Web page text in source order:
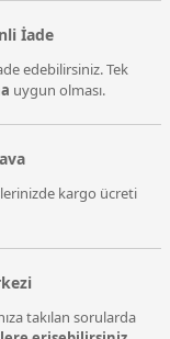
İade
edebilirsiniz. Tek
uygun olması.
kargo ücreti
takılan sorularda